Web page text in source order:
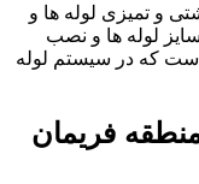
و تمیزی لوله ها و
لوله ها و نصب
است که در سیستم لوله
فریمان